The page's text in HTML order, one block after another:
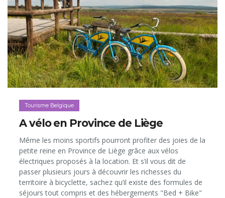
Tourisme Belgique
A vélo en Province de Liège
Même les moins sportifs pourront profiter des joies de la
petite reine en Province de Liège grâce aux vélos
électriques proposés à la location. Et s’il vous dit de
passer plusieurs jours à découvrir les richesses du
territoire à bicyclette, sachez qu’il existe des formules de
séjours tout compris et des hébergements "Bed + Bike"